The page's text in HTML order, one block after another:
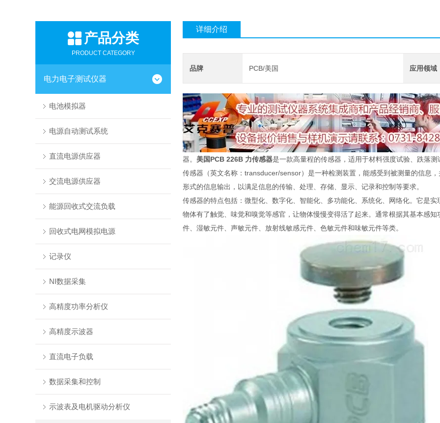
产品分类
PRODUCT CATEGORY
电力电子测试仪器
电池模拟器
电源自动测试系统
直流电源供应器
交流电源供应器
能源回收式交流负载
回收式电网模拟电源
记录仪
NI数据采集
高精度功率分析仪
高精度示波器
直流电子负载
数据采集和控制
示波表及电机驱动分析仪
详细介绍
品牌 PCB/美国 应用领域
器。 美国PCB 226B 力传感器是一款高量程的传感器，适用于材料强度试验、跌落测
传感器（英文名称：transducer/sensor）是一种检测装置，能感受到被测量的信息
形式的信息输出，以满足信息的传输、处理、存储、显示、记录和控制等要求。
传感器的特点包括：微型化、数字化、智能化、多功能化、系统化、网络化。它是
物体有了触觉、味觉和嗅觉等感官，让物体慢慢变得活了起来。通常根据其基本感
件、湿敏元件、声敏元件、放射线敏感元件、色敏元件和味敏元件等类。